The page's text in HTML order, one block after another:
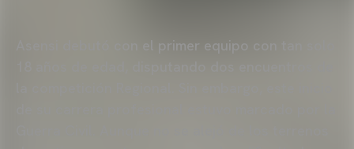
Asensi debutó con el primer equipo con tan solo